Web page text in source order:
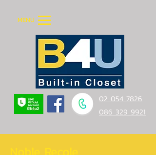
MENU
02 054 7826
086 329 9921